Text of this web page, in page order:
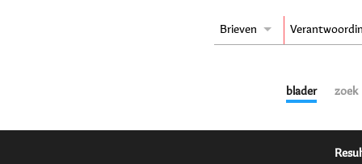
Brieven
blader zoek